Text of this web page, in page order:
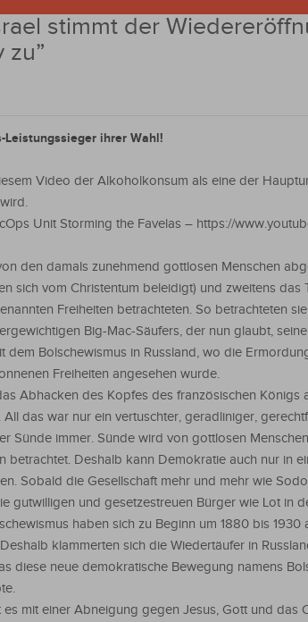
stimmt der
zu”
Leistungssieger ihrer Wahl!
Video der Alkoholkonsum als eine der
Unit Storming the Favelas – https://
den damals zunehmend gottlosen Menschen
sich vom Christentum beleidigt) und zweitens das
Freiheiten betrachteten. So betrachteten
Big-Mac-Säufers, der nun glaubt,
dem Bolschewismus in Russland, wo die
Freiheiten angesehen wurde.
Abhacken des Kopfes des französischen Königs
All das war nur ein vertuschter, geradliniger,
Sünde immer. Sünde wird von gottlosen
betrachtet. Deshalb kann Demokratie auch nur in
Sobald die Gesellschaft mehr und mehr wie
gutwilligen und gesetzestreuen Bürger wie Lot in
haben sich zu Beginn um 1880 bis
klammerten sich die Wiedertäufer in
diese neue demokratische Bewegung namens
mit einer Abneigung gegen Jesus, Gott und das